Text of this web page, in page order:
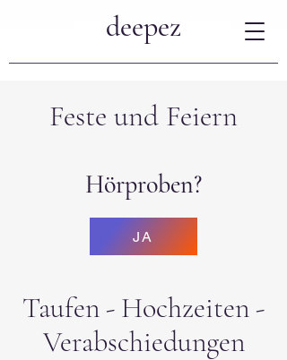
deepez
Feste und Feiern
Hörproben?
JA
Taufen - Hochzeiten -
Verabschiedungen